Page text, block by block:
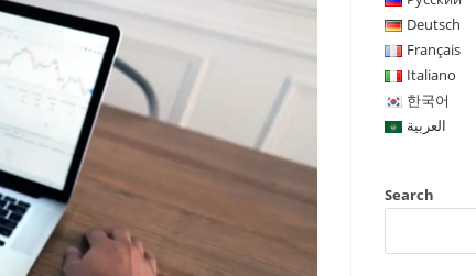
Deutsch
Français
Italiano
한국어
العربية
Search